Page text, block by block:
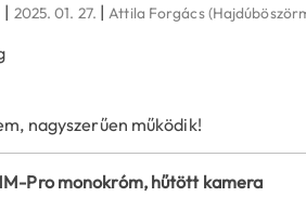
| 2025. 01. 27. |Attila Forgács
nagyszerűen működik!
Pro monokróm, hűtött kamera